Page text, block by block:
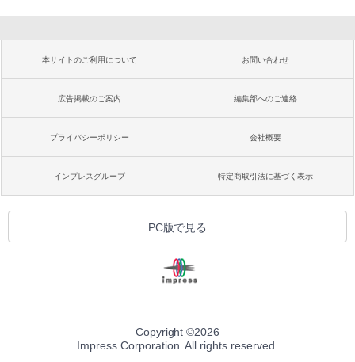
本サイトのご利用について お問い合わせ
広告掲載のご案内 編集部へのご連絡
プライバシーポリシー 会社概要
インプレスグループ 特定商取引法に基づく表示
PC版で見る
Copyright ©2026
Impress Corporation. All rights reserved.